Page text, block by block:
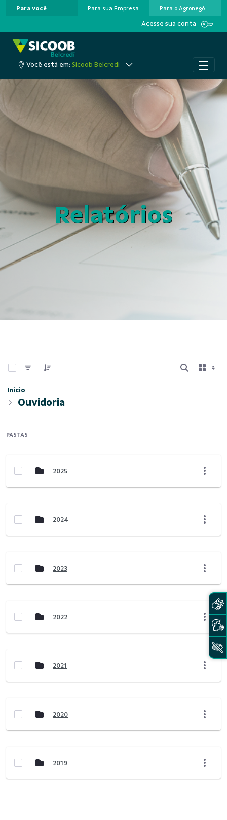
Pular para o Conteúdo principal
Para você Para sua Empresa Para o Agronegócio
Acesse sua conta
Você está em: Sicoob Belcredi
Relatórios
Início
Ouvidoria
PASTAS
2025
2024
2023
2022
2021
2020
2019